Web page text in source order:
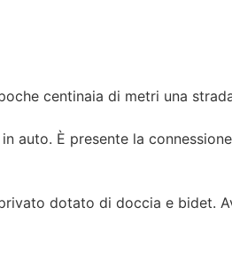
centinaia di metri una
auto. È presente la
dotato di doccia e bidet.